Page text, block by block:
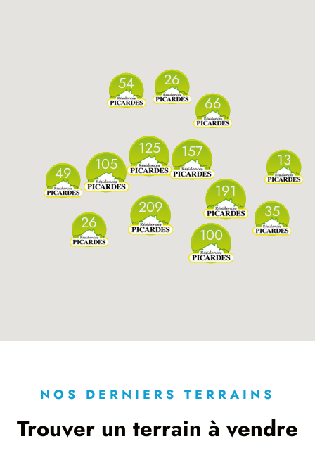
209
125
35
191
54
26
157
49
66
105
100
13
26
NOS DERNIERS TERRAINS
Trouver un terrain à vendre